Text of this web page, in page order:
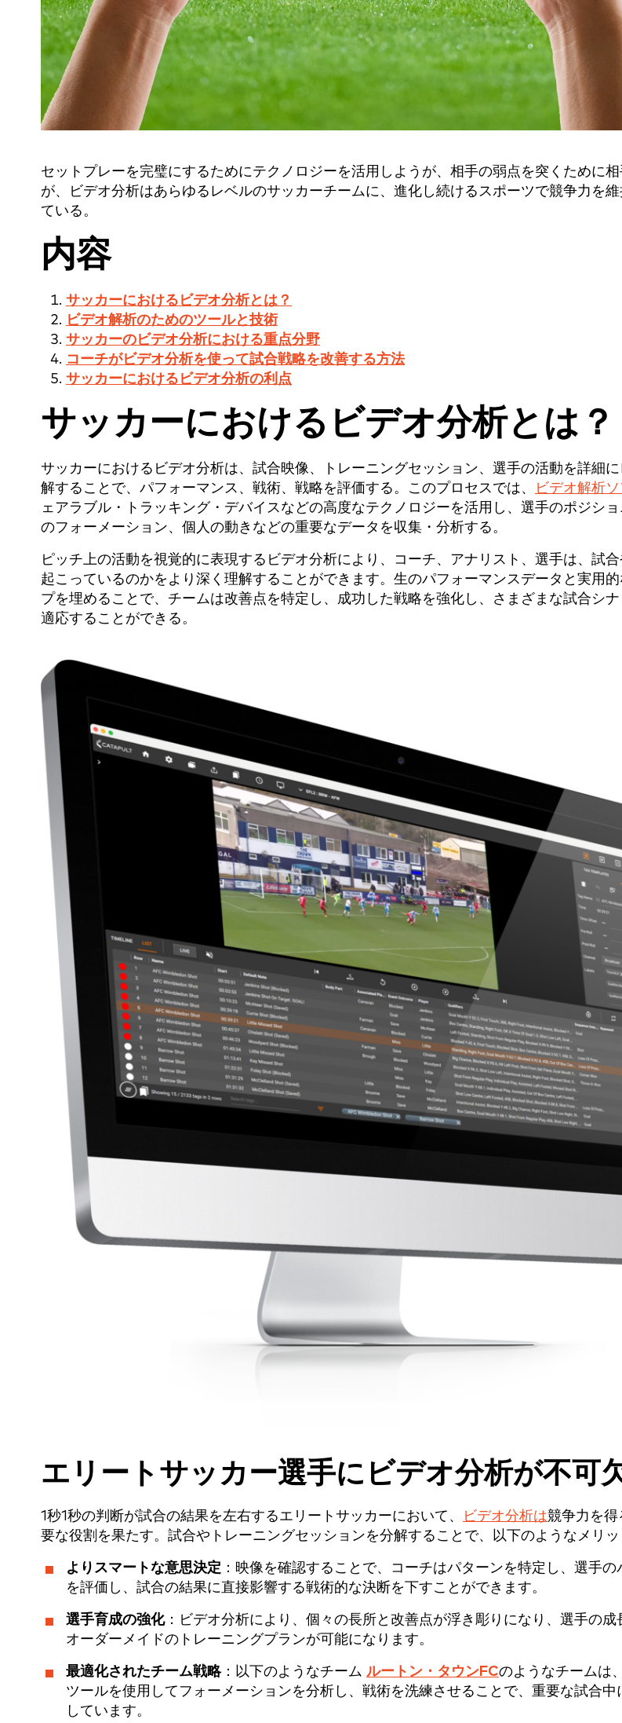
セットプレーを完璧にするためにテクノロジーを活用しようが、相手の弱点を突くために相
が、ビデオ分析はあらゆるレベルのサッカーチームに、進化し続けるスポーツで競争力を維
ている。
内容
サッカーにおけるビデオ分析とは？
ビデオ解析のためのツールと技術
サッカーのビデオ分析における重点分野
コーチがビデオ分析を使って試合戦略を改善する方法
サッカーにおけるビデオ分析の利点
サッカーにおけるビデオ分析とは？
サッカーにおけるビデオ分析は、試合映像、トレーニングセッション、選手の活動を詳細
解することで、パフォーマンス、戦術、戦略を評価する。このプロセスでは、
ビデオ解析
ェアラブル・トラッキング・デバイスなどの高度なテクノロジーを活用し、選手のポジシ
のフォーメーション、個人の動きなどの重要なデータを収集・分析する。
ピッチ上の活動を視覚的に表現するビデオ分析により、コーチ、アナリスト、選手は、試
起こっているのかをより深く理解することができます。生のパフォーマンスデータと実用
プを埋めることで、チームは改善点を特定し、成功した戦略を強化し、さまざまな試合シ
適応することができる。
エリートサッカー選手にビデオ分析が不可
1秒1秒の判断が試合の結果を左右するエリートサッカーにおいて、 ビデオ分析は競争力を得
要な役割を果たす。試合やトレーニングセッションを分解することで、以下のようなメリッ
よりスマートな意思決定 ：映像を確認することで、コーチはパターンを特定し、選手の
を評価し、試合の結果に直接影響する戦術的な決断を下すことができます。
選手育成の強化：ビデオ分析により、個々の長所と改善点が浮き彫りになり、選手の成
オーダーメイドのトレーニングプランが可能になります。
最適化されたチーム戦略：以下のようなチーム ルートン・タウンFCのようなチーム
ツールを使用してフォーメーションを分析し、戦術を洗練させることで、重要な試合中
しています。